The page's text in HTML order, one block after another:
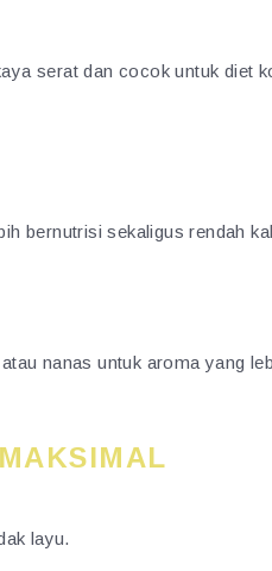
serat dan cocok untuk diet
bernutrisi sekaligus rendah
nanas untuk aroma yang
layu.